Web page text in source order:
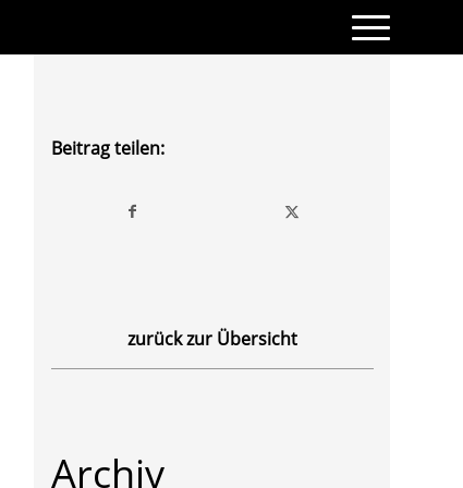
Beitrag teilen:
zurück zur Übersicht
Archiv